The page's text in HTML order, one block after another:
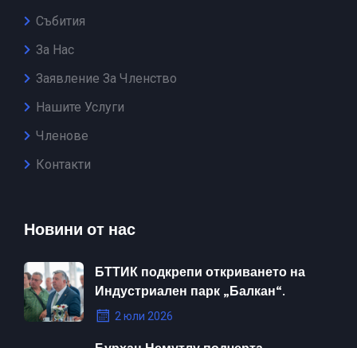
Събития
За Нас
Заявление За Членство
Нашите Услуги
Членове
Контакти
Новини от нас
БТТИК подкрепи откриването на
Индустриален парк „Балкан“.
2 юли 2026